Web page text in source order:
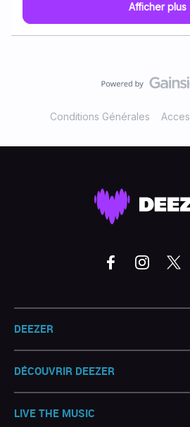
Afficher plus
Conditions Générales
DEEZER
DÉCOUVRIR DEEZER
LIVE THE MUSIC